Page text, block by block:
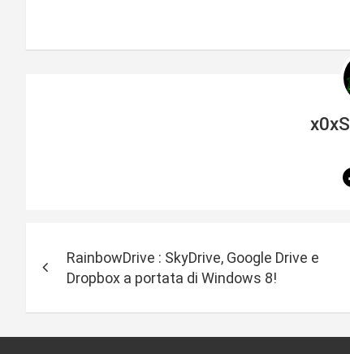
v
i
RainbowDrive : SkyDrive, Google Drive e
Dropbox a portata di Windows 8!